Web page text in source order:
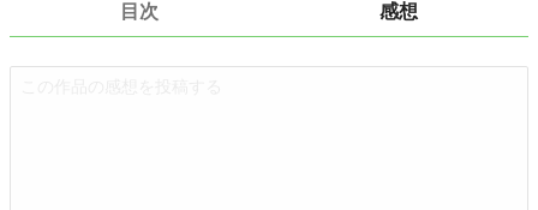
初回公開日時 2016.12.20 12:02
目次 感想